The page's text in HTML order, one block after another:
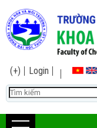
(+) Login